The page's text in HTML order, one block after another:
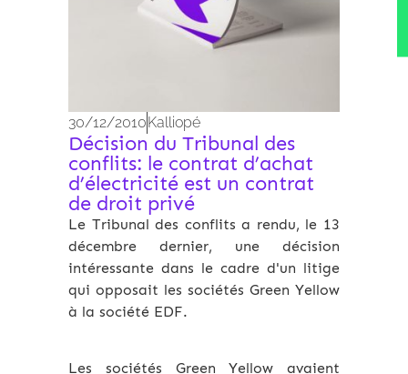
30/12/2010Kalliopé
Décision du Tribunal des
conflits: le contrat d’achat
d’électricité est un contrat
de droit privé
Le Tribunal des conflits a rendu, le 13
décembre dernier, une décision
intéressante dans le cadre d'un litige
qui opposait les sociétés Green Yellow
à la société EDF.
Les sociétés Green Yellow avaient